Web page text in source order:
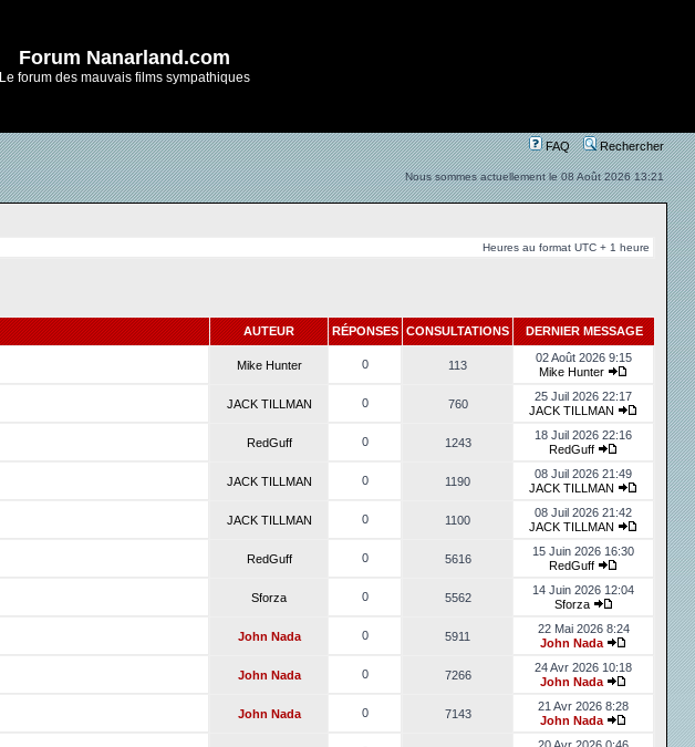
Forum Nanarland.com
Le forum des mauvais films sympathiques
FAQ Rechercher
Nous sommes actuellement le 08 Août 2026 13:21
Heures au format UTC + 1 heure
AUTEUR RÉPONSESCONSULTATIONS DERNIER MESSAGE
Mike Hunter 0 113
02 Août 2026 9:15
Mike Hunter
JACK TILLMAN 0 760
25 Juil 2026 22:17
JACK TILLMAN
RedGuff 0 1243
18 Juil 2026 22:16
RedGuff
JACK TILLMAN 0 1190
08 Juil 2026 21:49
JACK TILLMAN
JACK TILLMAN 0 1100
08 Juil 2026 21:42
JACK TILLMAN
RedGuff 0 5616
15 Juin 2026 16:30
RedGuff
Sforza 0 5562
14 Juin 2026 12:04
Sforza
John Nada 0 5911
22 Mai 2026 8:24
John Nada
John Nada 0 7266
24 Avr 2026 10:18
John Nada
John Nada 0 7143
21 Avr 2026 8:28
John Nada